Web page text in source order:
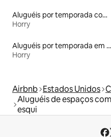
Aluguéis por temporada com acesso ao lago
Horry
Aluguéis por temporada em resorts
Horry
Airbnb Estados Unidos
Aluguéis de espaços
esqui